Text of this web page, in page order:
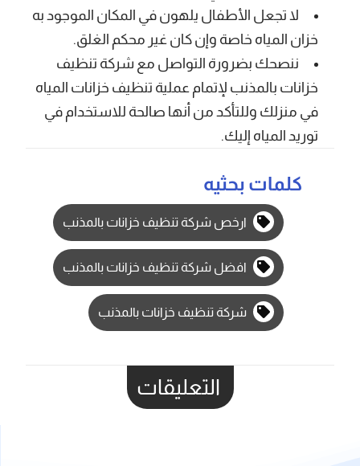
لا تجعل الأطفال يلهون في المكان الموجود به
خزان المياه خاصة وإن كان غير محكم الغلق.
ننصحك بضرورة التواصل مع ‎شركة تنظيف
خزانات بالمذنب لإتمام عملية تنظيف خزانات المياه
في منزلك وللتأكد من أنها صالحة للاستخدام في
توريد المياه إليك.
كلمات بحثيه
ارخص ‎شركة تنظيف خزانات بالمذنب
افضل ‎شركة تنظيف خزانات بالمذنب
‎شركة تنظيف خزانات بالمذنب
التعليقات